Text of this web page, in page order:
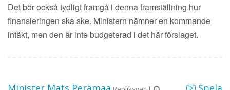
Det bör också tydligt framgå i denna framställning hur
finansieringen ska ske. Ministern nämner en kommande
intäkt, men den är inte budgeterad i det här förslaget.